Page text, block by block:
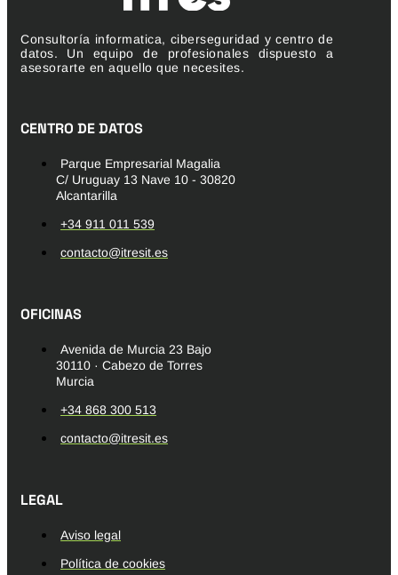
Consultoría informatica, ciberseguridad y centro de
datos. Un equipo de profesionales dispuesto a
asesorarte en aquello que necesites.
CENTRO DE DATOS
Parque Empresarial Magalia
C/ Uruguay 13 Nave 10 - 30820
Alcantarilla
+34 911 011 539
contacto@itresit.es
OFICINAS
Avenida de Murcia 23 Bajo
30110 · Cabezo de Torres
Murcia
+34 868 300 513
contacto@itresit.es
LEGAL
Aviso legal
Política de cookies